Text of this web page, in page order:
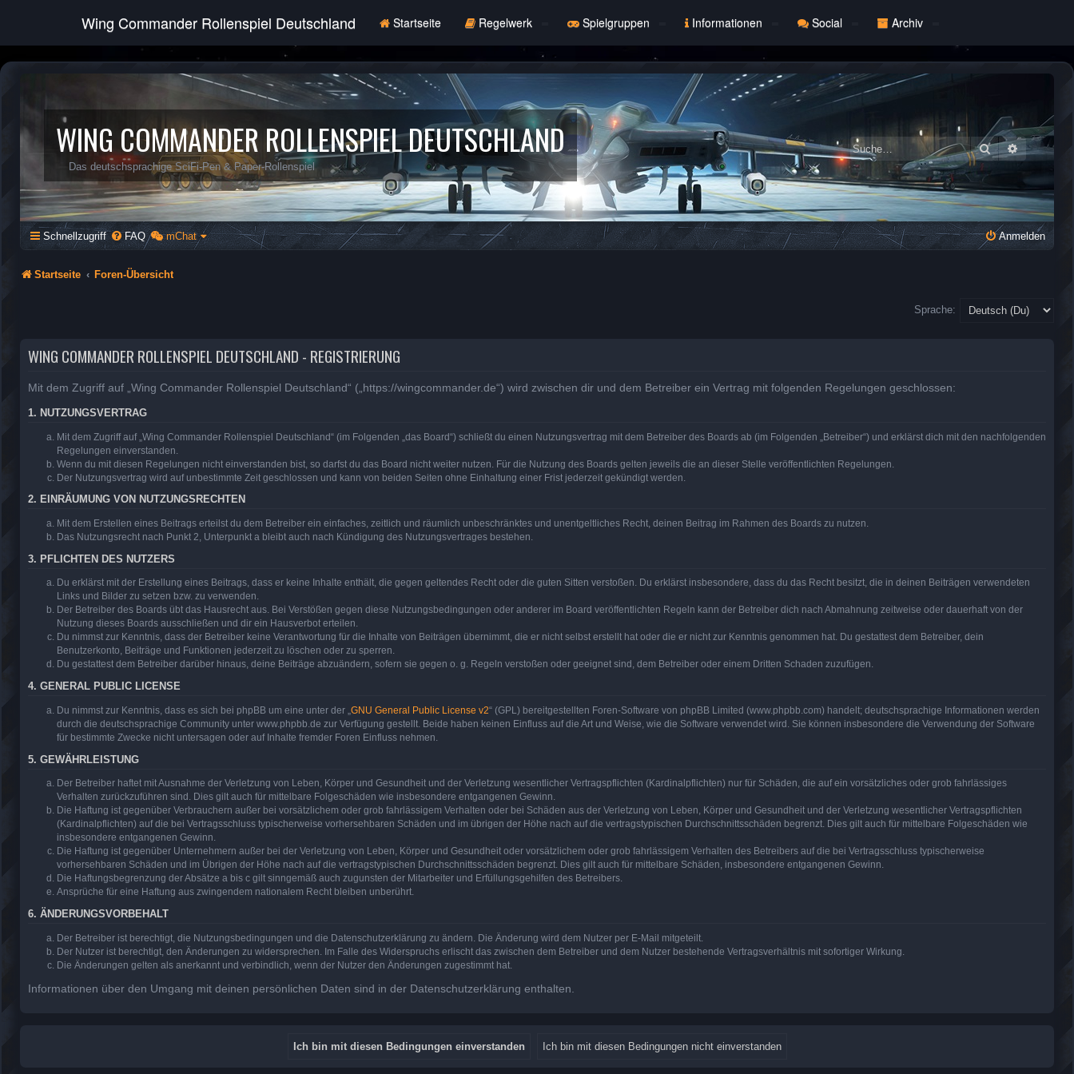
Wing Commander Rollenspiel Deutschland Startseite Regelwerk Spielgruppen Informationen Social Archiv
WING COMMANDER ROLLENSPIEL DEUTSCHLAND
Das deutschsprachige SciFi-Pen & Paper-Rollenspiel
Suche Erweiterte
Schnellzugriff FAQ mChat Anmelden
Startseite Foren-Übersicht
Sprache:
WING COMMANDER ROLLENSPIEL DEUTSCHLAND - REGISTRIERUNG
Mit dem Zugriff auf „Wing Commander Rollenspiel Deutschland“ („https://wingcommander.de“) wird zwischen dir und dem Betreiber ein Vertrag mit folgenden Regelungen geschlossen:
1. NUTZUNGSVERTRAG
Mit dem Zugriff auf „Wing Commander Rollenspiel Deutschland“ (im Folgenden „das Board“) schließt du einen Nutzungsvertrag mit dem Betreiber des Boards ab (im Folgenden „Betreiber“) und erklärst dich mit den nachfolgenden
Regelungen einverstanden.
Wenn du mit diesen Regelungen nicht einverstanden bist, so darfst du das Board nicht weiter nutzen. Für die Nutzung des Boards gelten jeweils die an dieser Stelle veröffentlichten Regelungen.
Der Nutzungsvertrag wird auf unbestimmte Zeit geschlossen und kann von beiden Seiten ohne Einhaltung einer Frist jederzeit gekündigt werden.
2. EINRÄUMUNG VON NUTZUNGSRECHTEN
Mit dem Erstellen eines Beitrags erteilst du dem Betreiber ein einfaches, zeitlich und räumlich unbeschränktes und unentgeltliches Recht, deinen Beitrag im Rahmen des Boards zu nutzen.
Das Nutzungsrecht nach Punkt 2, Unterpunkt a bleibt auch nach Kündigung des Nutzungsvertrages bestehen.
3. PFLICHTEN DES NUTZERS
Du erklärst mit der Erstellung eines Beitrags, dass er keine Inhalte enthält, die gegen geltendes Recht oder die guten Sitten verstoßen. Du erklärst insbesondere, dass du das Recht besitzt, die in deinen Beiträgen verwendeten
Links und Bilder zu setzen bzw. zu verwenden.
Der Betreiber des Boards übt das Hausrecht aus. Bei Verstößen gegen diese Nutzungsbedingungen oder anderer im Board veröffentlichten Regeln kann der Betreiber dich nach Abmahnung zeitweise oder dauerhaft von der
Nutzung dieses Boards ausschließen und dir ein Hausverbot erteilen.
Du nimmst zur Kenntnis, dass der Betreiber keine Verantwortung für die Inhalte von Beiträgen übernimmt, die er nicht selbst erstellt hat oder die er nicht zur Kenntnis genommen hat. Du gestattest dem Betreiber, dein
Benutzerkonto, Beiträge und Funktionen jederzeit zu löschen oder zu sperren.
Du gestattest dem Betreiber darüber hinaus, deine Beiträge abzuändern, sofern sie gegen o. g. Regeln verstoßen oder geeignet sind, dem Betreiber oder einem Dritten Schaden zuzufügen.
4. GENERAL PUBLIC LICENSE
Du nimmst zur Kenntnis, dass es sich bei phpBB um eine unter der „ GNU General Public License v2“ (GPL) bereitgestellten Foren-Software von phpBB Limited (www.phpbb.com) handelt; deutschsprachige Informationen werden
durch die deutschsprachige Community unter www.phpbb.de zur Verfügung gestellt. Beide haben keinen Einfluss auf die Art und Weise, wie die Software verwendet wird. Sie können insbesondere die Verwendung der Software
für bestimmte Zwecke nicht untersagen oder auf Inhalte fremder Foren Einfluss nehmen.
5. GEWÄHRLEISTUNG
Der Betreiber haftet mit Ausnahme der Verletzung von Leben, Körper und Gesundheit und der Verletzung wesentlicher Vertragspflichten (Kardinalpflichten) nur für Schäden, die auf ein vorsätzliches oder grob fahrlässiges
Verhalten zurückzuführen sind. Dies gilt auch für mittelbare Folgeschäden wie insbesondere entgangenen Gewinn.
Die Haftung ist gegenüber Verbrauchern außer bei vorsätzlichem oder grob fahrlässigem Verhalten oder bei Schäden aus der Verletzung von Leben, Körper und Gesundheit und der Verletzung wesentlicher Vertragspflichten
(Kardinalpflichten) auf die bei Vertragsschluss typischerweise vorhersehbaren Schäden und im übrigen der Höhe nach auf die vertragstypischen Durchschnittsschäden begrenzt. Dies gilt auch für mittelbare Folgeschäden wie
insbesondere entgangenen Gewinn.
Die Haftung ist gegenüber Unternehmern außer bei der Verletzung von Leben, Körper und Gesundheit oder vorsätzlichem oder grob fahrlässigem Verhalten des Betreibers auf die bei Vertragsschluss typischerweise
vorhersehbaren Schäden und im Übrigen der Höhe nach auf die vertragstypischen Durchschnittsschäden begrenzt. Dies gilt auch für mittelbare Schäden, insbesondere entgangenen Gewinn.
Die Haftungsbegrenzung der Absätze a bis c gilt sinngemäß auch zugunsten der Mitarbeiter und Erfüllungsgehilfen des Betreibers.
Ansprüche für eine Haftung aus zwingendem nationalem Recht bleiben unberührt.
6. ÄNDERUNGSVORBEHALT
Der Betreiber ist berechtigt, die Nutzungsbedingungen und die Datenschutzerklärung zu ändern. Die Änderung wird dem Nutzer per E-Mail mitgeteilt.
Der Nutzer ist berechtigt, den Änderungen zu widersprechen. Im Falle des Widerspruchs erlischt das zwischen dem Betreiber und dem Nutzer bestehende Vertragsverhältnis mit sofortiger Wirkung.
Die Änderungen gelten als anerkannt und verbindlich, wenn der Nutzer den Änderungen zugestimmt hat.
Informationen über den Umgang mit deinen persönlichen Daten sind in der Datenschutzerklärung enthalten.